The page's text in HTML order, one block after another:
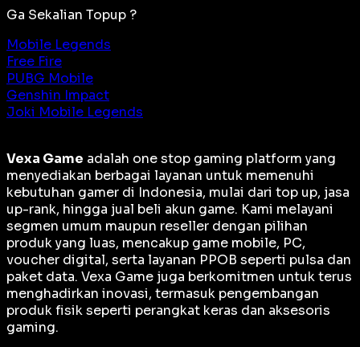
Ga Sekalian Topup ?
Mobile Legends
Free Fire
PUBG Mobile
Genshin Impact
Joki Mobile Legends
Vexa Game adalah one stop gaming platform yang
menyediakan berbagai layanan untuk memenuhi
kebutuhan gamer di Indonesia, mulai dari top up, jasa
up-rank, hingga jual beli akun game. Kami melayani
segmen umum maupun reseller dengan pilihan
produk yang luas, mencakup game mobile, PC,
voucher digital, serta layanan PPOB seperti pulsa dan
paket data. Vexa Game juga berkomitmen untuk terus
menghadirkan inovasi, termasuk pengembangan
produk fisik seperti perangkat keras dan aksesoris
gaming.